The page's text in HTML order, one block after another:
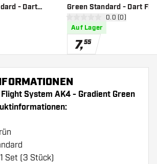
- Dart
öffnen
Green Standard - Dart
0 Bewertungssterne
0.0 (0)
Auf Lager
7,55
System AK4 - Gradient Green
1 Set (3 Stück)